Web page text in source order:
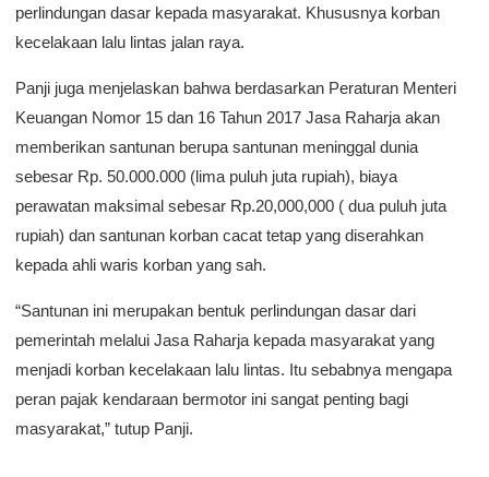
perlindungan dasar kepada masyarakat. Khususnya korban
kecelakaan lalu lintas jalan raya.
Panji juga menjelaskan bahwa berdasarkan Peraturan Menteri
Keuangan Nomor 15 dan 16 Tahun 2017 Jasa Raharja akan
memberikan santunan berupa santunan meninggal dunia
sebesar Rp. 50.000.000 (lima puluh juta rupiah), biaya
perawatan maksimal sebesar Rp.20,000,000 ( dua puluh juta
rupiah) dan santunan korban cacat tetap yang diserahkan
kepada ahli waris korban yang sah.
“Santunan ini merupakan bentuk perlindungan dasar dari
pemerintah melalui Jasa Raharja kepada masyarakat yang
menjadi korban kecelakaan lalu lintas. Itu sebabnya mengapa
peran pajak kendaraan bermotor ini sangat penting bagi
masyarakat,” tutup Panji.